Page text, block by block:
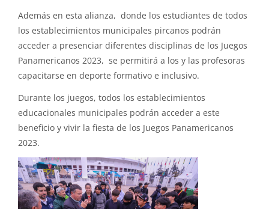
Además en esta alianza, donde los estudiantes de todos
los establecimientos municipales pircanos podrán
acceder a presenciar diferentes disciplinas de los Juegos
Panamericanos 2023, se permitirá a los y las profesoras
capacitarse en deporte formativo e inclusivo.
Durante los juegos, todos los establecimientos
educacionales municipales podrán acceder a este
beneficio y vivir la fiesta de los Juegos Panamericanos
2023.